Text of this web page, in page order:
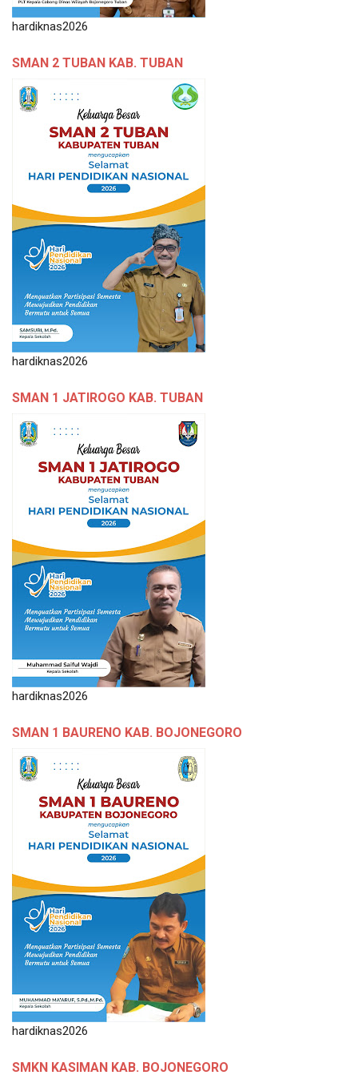
hardiknas2026
SMAN 2 TUBAN KAB. TUBAN
hardiknas2026
SMAN 1 JATIROGO KAB. TUBAN
hardiknas2026
SMAN 1 BAURENO KAB. BOJONEGORO
hardiknas2026
SMKN KASIMAN KAB. BOJONEGORO